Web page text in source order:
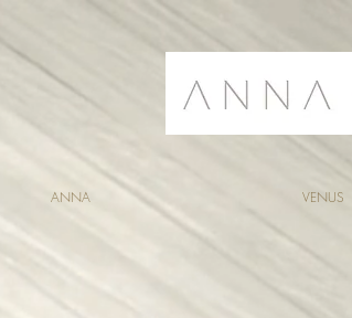
ANNA VENUS